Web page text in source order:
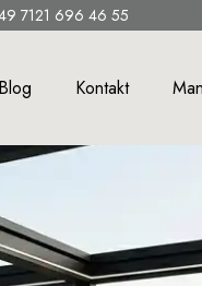
7121 696 46 55
Blog Kontakt